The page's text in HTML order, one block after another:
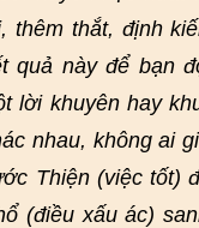
thêm thắt, định
quả này để bạn
lời khuyên hay
nhau, không ai
Thiện (việc tốt)
(điều xấu ác)